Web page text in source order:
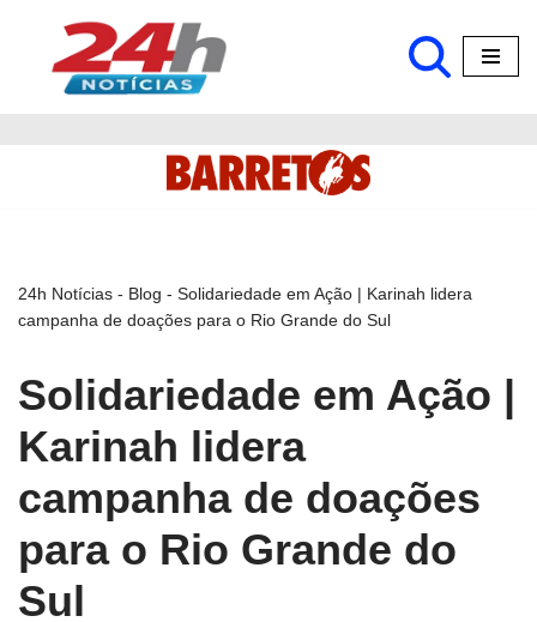
Pular
24h Notícias - Blog - Solidariedade em Ação | Karinah lidera
campanha de doações para o Rio Grande do Sul
Solidariedade em Ação |
Karinah lidera
campanha de doações
para o Rio Grande do
Sul